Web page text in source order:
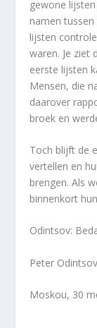
gewone
namen
lijsten
waren. Je ziet
eerste lijsten
Mensen, die
daarover
broek en
Toch blijft de
vertellen en
brengen.Als
binnenkort
Odintsov:
Peter Odintsov
Moskou, 30